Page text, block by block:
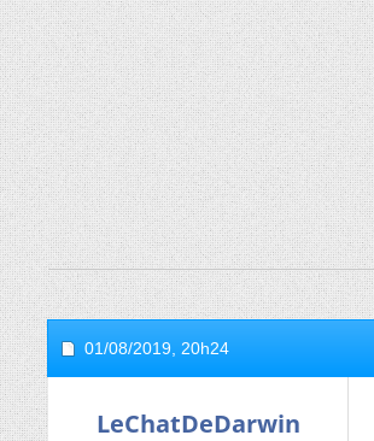
01/08/2019, 20h24
LeChatDeDarwin